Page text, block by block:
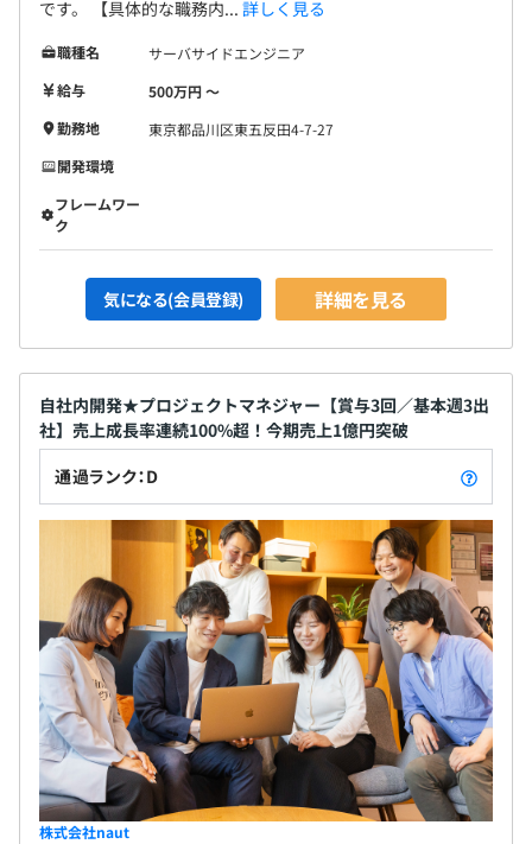
です。 【具体的な職務内... 詳しく見る
職種名
サーバサイドエンジニア
給与
500万円 〜
勤務地
東京都品川区東五反田4-7-27
開発環境
フレームワー
ク
気になる(会員登録) 詳細を見る
自社内開発★プロジェクトマネジャー【賞与3回／基本週3出
社】売上成長率連続100%超！今期売上1億円突破
通過ランク：D
株式会社naut